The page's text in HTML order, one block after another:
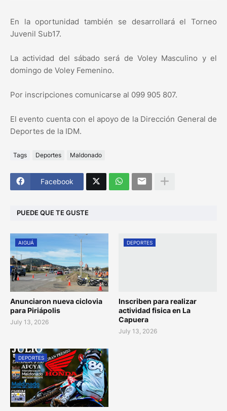
En la oportunidad también se desarrollará el Torneo
Juvenil Sub17.
La actividad del sábado será de Voley Masculino y el
domingo de Voley Femenino.
Por inscripciones comunicarse al 099 905 807.
El evento cuenta con el apoyo de la Dirección General de
Deportes de la IDM.
Tags Deportes Maldonado
Facebook
PUEDE QUE TE GUSTE
AIGUÁ
Anunciaron nueva ciclovia
para Piriápolis
July 13, 2026
DEPORTES
Inscriben para realizar
actividad fisica en La
Capuera
July 13, 2026
DEPORTES